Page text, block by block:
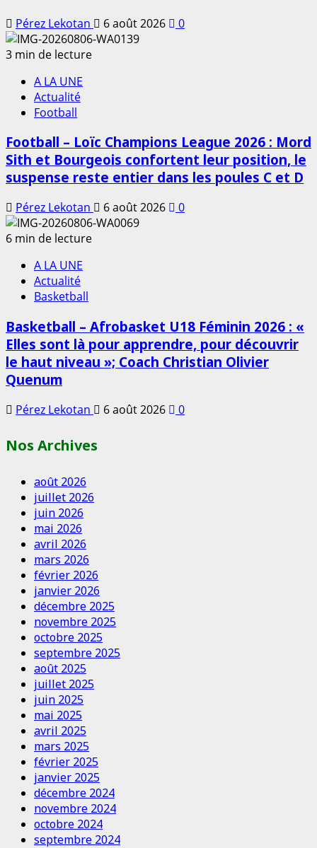
Pérez Lekotan 6 août 2026
0
3 min de lecture
A LA UNE
Actualité
Football
Football – Loïc Champions League 2026 : Mord
Sith et Bourgeois confortent leur position, le
suspense reste entier dans les poules C et D
Pérez Lekotan 6 août 2026
0
6 min de lecture
A LA UNE
Actualité
Basketball
Basketball – Afrobasket U18 Féminin 2026 : «
Elles sont là pour apprendre, pour découvrir
le haut niveau »; Coach Christian Olivier
Quenum
Pérez Lekotan 6 août 2026 0
Nos Archives
août 2026
juillet 2026
juin 2026
mai 2026
avril 2026
mars 2026
février 2026
janvier 2026
décembre 2025
novembre 2025
octobre 2025
septembre 2025
août 2025
juillet 2025
juin 2025
mai 2025
avril 2025
mars 2025
février 2025
janvier 2025
décembre 2024
novembre 2024
octobre 2024
septembre 2024